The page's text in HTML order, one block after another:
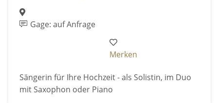
Gage: auf Anfrage
Merken
Sängerin für Ihre Hochzeit - als Solistin, im Duo
mit Saxophon oder Piano